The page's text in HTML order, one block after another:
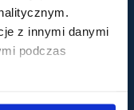
z innymi danymi
podczas